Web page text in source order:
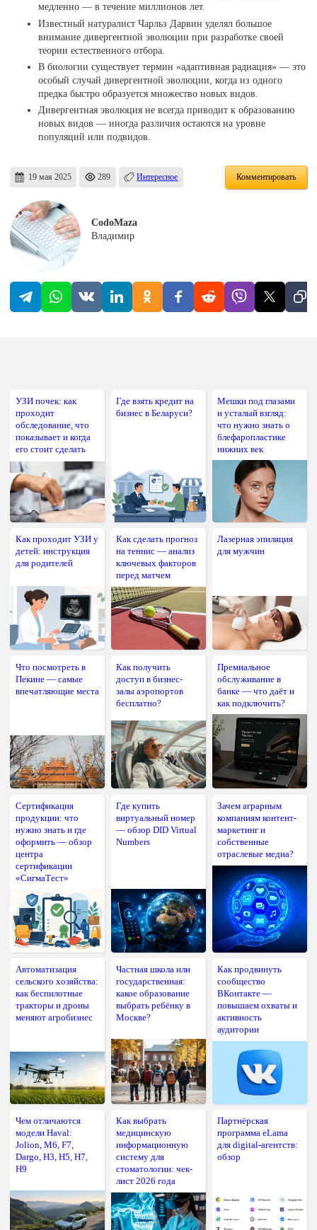
медленно — в течение миллионов лет.
Известный натуралист Чарльз Дарвин уделял большое
внимание дивергентной эволюции при разработке своей
теории естественного отбора.
В биологии существует термин «адаптивная радиация» — это
особый случай дивергентной эволюции, когда из одного
предка быстро образуется множество новых видов.
Дивергентная эволюция не всегда приводит к образованию
новых видов — иногда различия остаются на уровне
популяций или подвидов.
19 мая 2025 289 Интересное Комментировать
CodoMaza
Владимир
УЗИ почек: как
проходит
обследование, что
показывает и когда
его стоит сделать
Где взять кредит на
бизнес в Беларуси?
Мешки под глазами
и усталый взгляд:
что нужно знать о
блефаропластике
нижних век
Как проходит УЗИ у
детей: инструкция
для родителей
Как сделать прогноз
на теннис — анализ
ключевых факторов
перед матчем
Лазерная эпиляция
для мужчин
Что посмотреть в
Пекине — самые
впечатляющие места
Как получить
доступ в бизнес-
залы аэропортов
бесплатно?
Премиальное
обслуживание в
банке — что даёт и
как подключить?
Сертификация
продукции: что
нужно знать и где
оформить — обзор
центра
сертификации
«СигмаТест»
Где купить
виртуальный номер
— обзор DID Virtual
Numbers
Зачем аграрным
компаниям контент-
маркетинг и
собственные
отраслевые медиа?
Автоматизация
сельского хозяйства:
как беспилотные
тракторы и дроны
меняют агробизнес
Частная школа или
государственная:
какое образование
выбрать ребёнку в
Москве?
Как продвинуть
сообщество
ВКонтакте —
повышаем охваты и
активность
аудитории
Чем отличаются
модели Haval:
Jolion, M6, F7,
Dargo, H3, H5, H7,
H9
Как выбрать
медицинскую
информационную
систему для
стоматологии: чек-
лист 2026 года
Партнёрская
программа eLama
для digital-агентств:
обзор